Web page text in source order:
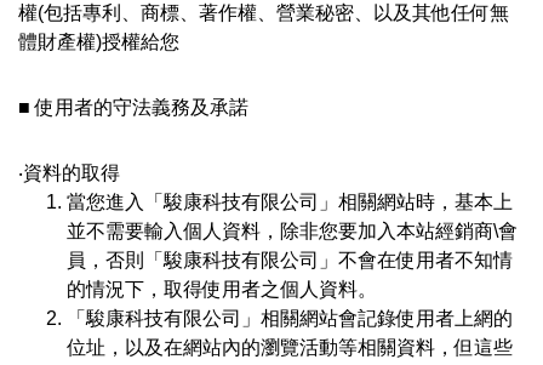
權(包括專利、商標、著作權、營業秘密、以及其他任何無
體財產權)授權給您
■ 使用者的守法義務及承諾
‧資料的取得
當您進入「駿康科技有限公司」相關網站時，基本上
並不需要輸入個人資料，除非您要加入本站經銷商\會
員，否則「駿康科技有限公司」不會在使用者不知情
的情況下，取得使用者之個人資料。
「駿康科技有限公司」相關網站會記錄使用者上網的
位址，以及在網站內的瀏覽活動等相關資料，但這些